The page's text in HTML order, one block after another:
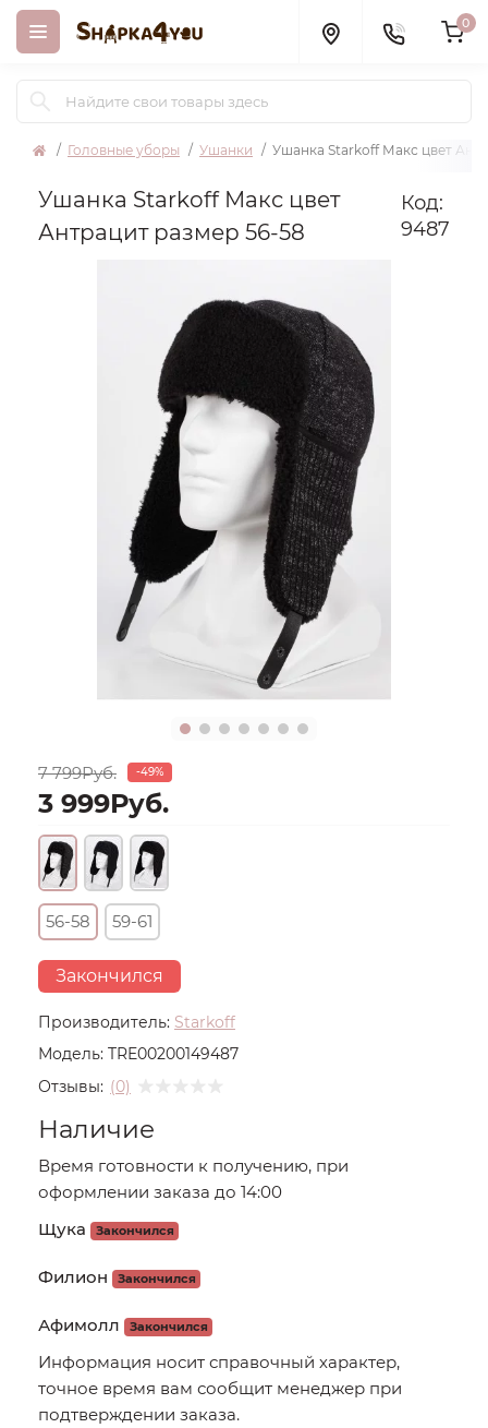
0
Головные уборы Ушанки Ушанка Starkoff Макс цвет
Ушанка Starkoff Макс цвет
Антрацит размер 56-58
Код:
9487
Производитель: Starkoff
Модель: TRE00200149487
Отзывы: (0)
7 799Руб. -49%
3 999Руб.
56-58 59-61
Закончился
Наличие
Время готовности к получению, при
оформлении заказа до 14:00
Щука
Закончился
Филион Закончился
Афимолл Закончился
Информация носит справочный характер,
точное время вам сообщит менеджер при
подтверждении заказа.